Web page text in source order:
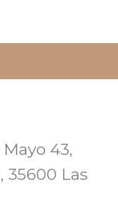
43,
35600 Las